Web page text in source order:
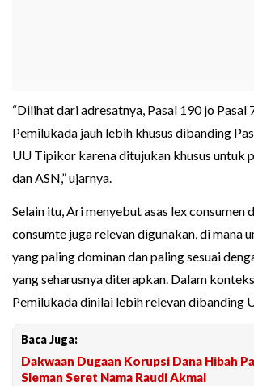
“Dilihat dari adresatnya, Pasal 190 jo Pasal
Pemilukada jauh lebih khusus dibanding
UU Tipikor karena ditujukan khusus untuk
dan ASN,” ujarnya.
Selain itu, Ari menyebut asas lex consumen
consumte juga relevan digunakan, di mana
yang paling dominan dan paling sesuai
yang seharusnya diterapkan. Dalam
Pemilukada dinilai lebih relevan dibanding
Baca Juga:
Dakwaan Dugaan Korupsi Dana Hibah
Sleman Seret Nama Raudi Akmal